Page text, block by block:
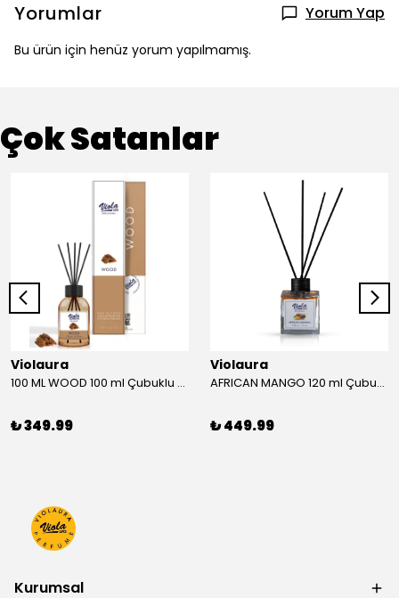
Yorumlar Yorum Yap
Bu ürün için henüz yorum yapılmamış.
Çok Satanlar
Violaura
100 ML WOOD 100 ml Çubuklu Oda Kokusu
₺ 349.99
Violaura
AFRICAN MANGO 120 ml Çubuklu Oda Kokusu
₺ 449.99
Kurumsal